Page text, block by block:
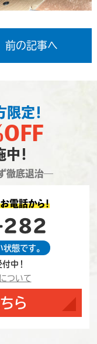
前の記事へ
定！
！
徹底退治―
電話から！
態です。
中！
ついて
ら